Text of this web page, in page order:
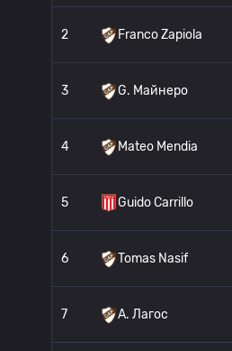
2 Franco Zapiola
3 G. Майнеро
4 Mateo Mendia
5 Guido Carrillo
6 Tomas Nasif
7 A. Лагос